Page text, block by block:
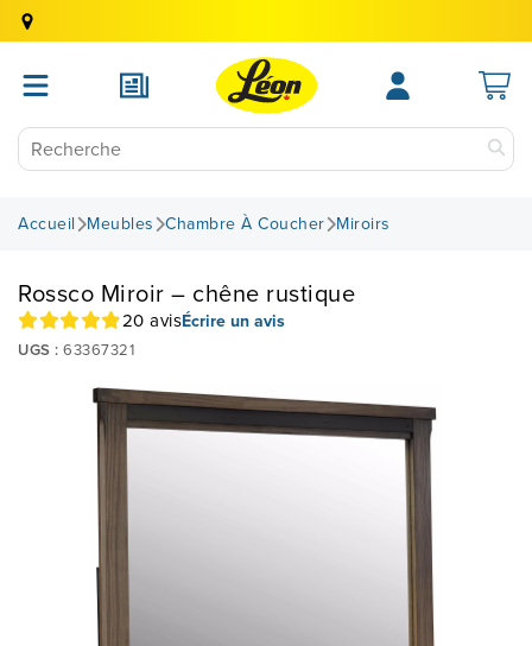
Accueil Meubles Chambre À Coucher Miroirs
Rossco Miroir – chêne rustique
20 avisÉcrire un avis
UGS : 63367321